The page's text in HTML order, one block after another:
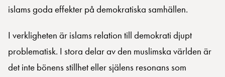
islams goda effekter på demokratiska samhällen.
I verkligheten är islams relation till demokrati djupt
problematisk. I stora delar av den muslimska världen är
det inte bönens stillhet eller själens resonans som